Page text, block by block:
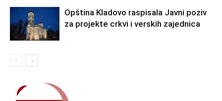
Opština Kladovo raspisala Javni poziv
za projekte crkvi i verskih zajednica